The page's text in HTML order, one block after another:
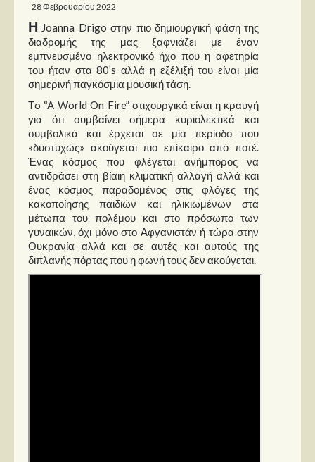
Σειρές
Ταινίες
Βιβλία
Video News
Καλλιτέχνες
Μουσικοί
Διάφοροι
Εκτός Συνόρων
Νέα
Στήλες
Polls
28 Φεβρουαρίου 2022
Η Joanna Drigo στην πιο δημιουργική φάση της
διαδρομής της μας ξαφνιάζει με έναν
εμπνευσμένο ηλεκτρονικό ήχο που η αφετηρία
του ήταν στα 80’s αλλά η εξέλιξή του είναι μία
σημερινή παγκόσμια μουσική τάση.
Τo “A World On Fire” στιχουργικά είναι η κραυγή
για ότι συμβαίνει σήμερα κυριολεκτικά και
συμβολικά και έρχεται σε μία περίοδο που
«δυστυχώς» ακούγεται πιο επίκαιρο από ποτέ.
Ένας κόσμος που φλέγεται ανήμπορος να
αντιδράσει στη βίαιη κλιματική αλλαγή αλλά και
ένας κόσμος παραδομένος στις φλόγες της
κακοποίησης παιδιών και ηλικιωμένων στα
μέτωπα του πολέμου και στο πρόσωπο των
γυναικών, όχι μόνο στο Αφγανιστάν ή τώρα στην
Ουκρανία αλλά και σε αυτές και αυτούς της
διπλανής πόρτας που η φωνή τους δεν ακούγεται.